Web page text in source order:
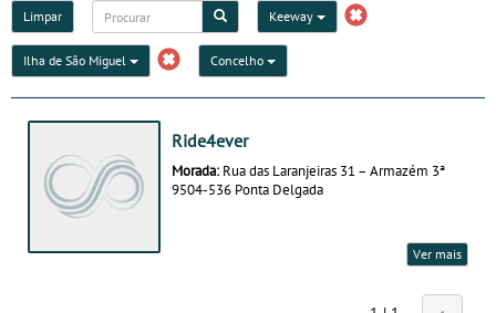
Limpar Keeway
Ilha de São Miguel Concelho
Ride4ever
Morada: Rua das Laranjeiras 31 – Armazém 3ª
9504-536 Ponta Delgada
Ver mais